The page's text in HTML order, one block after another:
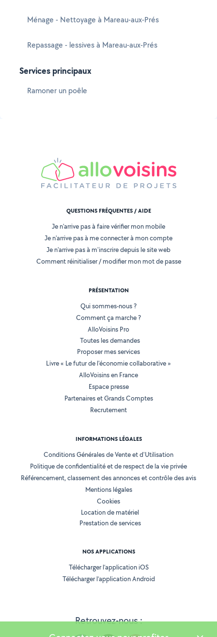
Ménage - Nettoyage à Mareau-aux-Prés
Repassage - lessives à Mareau-aux-Prés
Services principaux
Ramoner un poêle
Retrouvez-nous :
QUESTIONS FRÉQUENTES / AIDE
Je n'arrive pas à faire vérifier mon mobile
Je n'arrive pas à me connecter à mon compte
Je n'arrive pas à m'inscrire depuis le site web
Comment réinitialiser / modifier mon mot de passe
PRÉSENTATION
Qui sommes-nous ?
Comment ça marche ?
AlloVoisins Pro
Toutes les demandes
Proposer mes services
Livre « Le futur de l'économie collaborative »
AlloVoisins en France
Espace presse
Partenaires et Grands Comptes
Recrutement
INFORMATIONS LÉGALES
Conditions Générales de Vente et d'Utilisation
Politique de confidentialité et de respect de la vie privée
Référencement, classement des annonces et contrôle des avis
Mentions légales
Cookies
Location de matériel
Prestation de services
NOS APPLICATIONS
Télécharger l’application iOS
Télécharger l’application Android